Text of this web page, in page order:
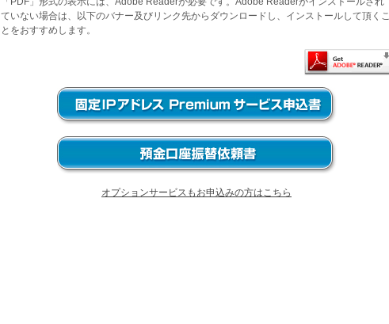
ていない場合は、以下のバナー及びリンク先からダウンロードし、インストールして頂くこ
とをおすすめします。
オプションサービスもお申込みの方はこちら